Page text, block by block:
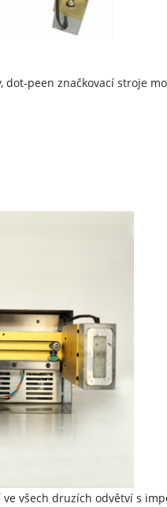
dot-peen značkovací stroje
všech druzích odvětví s